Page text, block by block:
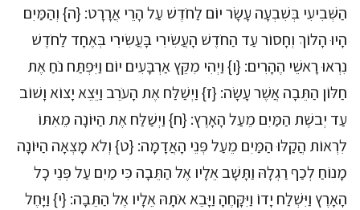
הַשְּׁבִיעִי בְּשִׁבְעָה עָשָׂר יוֹם לַחֹדֶשׁ עַל הָרֵי אֲרָרָט: {ה} וְהַמַּיִם
הָיוּ הָלוֹךְ וְחָסוֹר עַד הַחֹדֶשׁ הָעֲשִׂירִי בָּעֲשִׂירִי בְּאֶחָד לַחֹדֶשׁ
נִרְאוּ רָאשֵׁי הֶהָרִים: {ו} וַיְהִי מִקֵּץ אַרְבָּעִים יוֹם וַיִּפְתַּח נֹחַ אֶת
חַלּוֹן הַתֵּבָה אֲשֶׁר עָשָׂה: {ז} וַיְשַׁלַּח אֶת הָעֹרֵב וַיֵּצֵא יָצוֹא וָשׁוֹב
עַד יְבשֶׁת הַמַּיִם מֵעַל הָאָרֶץ: {ח} וַיְשַׁלַּח אֶת הַיּוֹנָה מֵאִתּוֹ
לִרְאוֹת הֲקַלּוּ הַמַּיִם מֵעַל פְּנֵי הָאֲדָמָה: {ט} וְלֹא מָצְאָה הַיּוֹנָה
מָנוֹחַ לְכַף רַגְלָהּ וַתָּשָׁב אֵלָיו אֶל הַתֵּבָה כִּי מַיִם עַל פְּנֵי כָל
הָאָרֶץ וַיִּשְׁלַח יָדוֹ וַיִּקָּחֶהָ וַיָּבֵא אֹתָהּ אֵלָיו אֶל הַתֵּבָה: {י} וַיָּחֶל